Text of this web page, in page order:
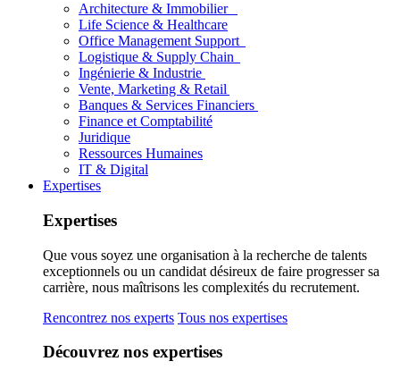
Architecture & Immobilier
Life Science & Healthcare
Office Management Support
Logistique & Supply Chain
Ingénierie & Industrie
Vente, Marketing & Retail
Banques & Services Financiers
Finance et Comptabilité
Juridique
Ressources Humaines
IT & Digital
Expertises
Expertises
Que vous soyez une organisation à la recherche de talents
exceptionnels ou un candidat désireux de faire progresser sa
carrière, nous maîtrisons les complexités du recrutement.
Rencontrez nos experts Tous nos expertises
Découvrez nos expertises